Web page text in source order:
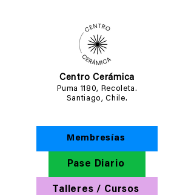
Centro Cerámica
Puma 1180, Recoleta.
Santiago, Chile.
Pase Diario
Membresías
Talleres / Cursos